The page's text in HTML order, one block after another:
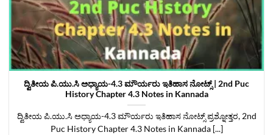
ದ್ವಿತೀಯ ಪಿ.ಯು.ಸಿ ಅಧ್ಯಾಯ-4.3 ಮೌರ್ಯರು ಇತಿಹಾಸ ನೋಟ್ಸ್‌ | 2nd Puc
History Chapter 4.3 Notes in Kannada
ದ್ವಿತೀಯ ಪಿ.ಯು.ಸಿ ಅಧ್ಯಾಯ-4.3 ಮೌರ್ಯರು ಇತಿಹಾಸ ನೋಟ್ಸ್‌ ಪ್ರಶ್ನೋತ್ತರ, 2nd
Puc History Chapter 4.3 Notes in Kannada [...]